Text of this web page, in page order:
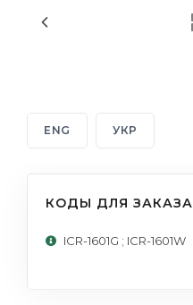
ENG УКР
КОДЫ ДЛЯ ЗАКАЗА
ICR-1601G ; ICR-1601W